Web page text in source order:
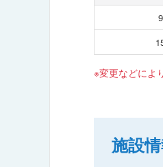
※変更などによ
施設